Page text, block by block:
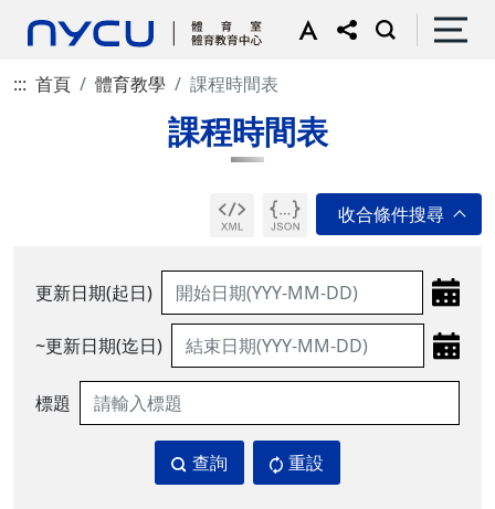
::: 首頁 體育教學 課程時間表
課程時間表
更新日期(起日)
~更新日期(迄日)
標題
查詢 重設